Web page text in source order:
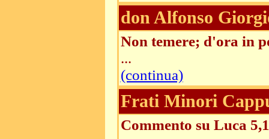
don Alfonso
Non temere; d'ora in
...
(continua)
Frati Minori
Commento su Luca